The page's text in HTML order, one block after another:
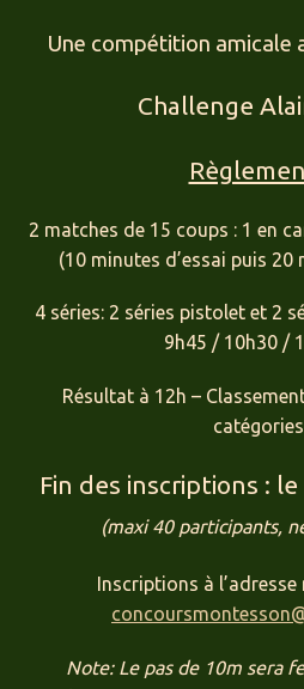
Une compétition amicale
Challenge
2 matches de 15 coups : 1 en
(10 minutes d’essai puis 20
4 séries: 2 séries pistolet et 2
9h45 / 10h30 /
Résultat à 12h –
catégories
Fin des inscriptions :
(maxi 40 participants,
Inscriptions à
Note: Le pas de 10m sera